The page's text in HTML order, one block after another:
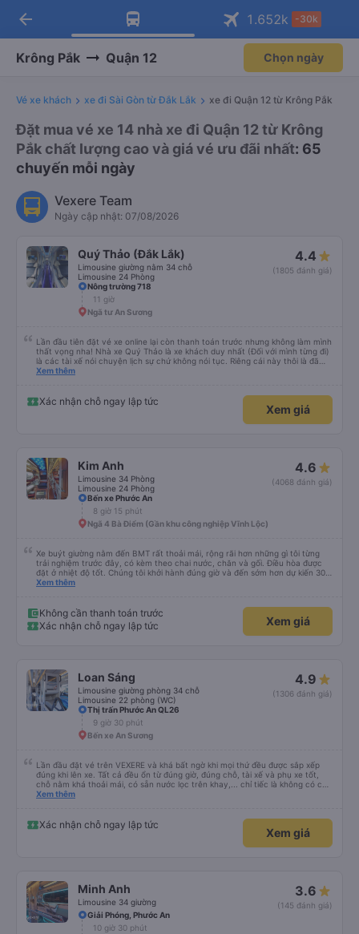
Tải app Vexere ngay!
Nhận ưu đãi thành viên độc
Mở app
Tải app Vexere
-30k/ghế khi đặt vé máy bay qua
Mở app
arrow_back 1.652k -30k
Krông Pắk Quận 12 Chọn ngày
Vé xe khách xe đi Sài Gòn từ Đắk Lắk xe đi Quận 12 từ Krông Pắk
Đặt mua vé xe 14 nhà xe đi Quận 12 từ Krông
Pắk chất lượng cao và giá vé ưu đãi nhất: 65
chuyến mỗi ngày
Vexere Team
Ngày cập nhật: 07/08/2026
Quý Thảo (Đắk Lắk)
Limousine giường nằm 34 chỗ
Limousine 24 Phòng
4.4
(1805 đánh giá)
Nông trường 718
11 giờ
Ngã tư An Sương
Lần đầu tiên đặt vé xe online lại còn thanh toán trước nhưng không làm mình
thất vọng nha! Nhà xe Quý Thảo là xe khách duy nhất (Đối với mình từng đi)
là các tài xế nói chuyện lịch sự chứ không nói tục. Riêng cái này thôi là đã
đánh giá 5 sao rồi. Chú tài xế còn uống pepsi rất dễ thương chứ không có
Xem thêm
Xác nhận chỗ ngay lập tức
Xem giá
Kim Anh
Limousine 34 Phòng
Limousine 24 Phòng
4.6
(4068 đánh giá)
Bến xe Phước An
8 giờ 15 phút
Ngã 4 Bà Điểm (Gần khu công nghiệp Vĩnh Lộc)
Xe buýt giường nằm đến BMT rất thoải mái, rộng rãi hơn những gì tôi từng
trải nghiệm trước đây, có kèm theo chai nước, chăn và gối. Điều hòa được
đặt ở nhiệt độ tốt. Chúng tôi khởi hành đúng giờ và đến sớm hơn dự kiến 30
phút. Tài xế rất tuyệt so với những tài xế khác ở Việt Nam! Không quá nhiều
GPS và biển số xe vì tôi phải tìm kiếm xung quanh bến xe để tìm thấy nó, đây
là vấn đề của bến xe Đà Lạt (không phải tất cả các xe buýt đều có bảng
thông tin), chứ không phải của công ty.
Xem thêm
Không cần thanh toán trước
Xác nhận chỗ ngay lập tức
Xem giá
Loan Sáng
Limousine giường phòng 34 chỗ
Limousine 22 phòng (WC)
4.9
(1306 đánh giá)
Thị trấn Phước An QL26
9 giờ 30 phút
Bến xe An Sương
Lần đầu đặt vé trên VEXERE và khá bất ngờ khi mọi thứ đều được sắp xếp
đúng khi lên xe. Tất cả đều ổn từ đúng giờ, đúng chỗ, tài xế và phụ xe tốt,
chỗ nằm khá thoải mái, có sẵn nước lọc trên khay,... chỉ tiếc là không có chỗ
để sạc pin thôi. Nhưng vậy cũng quá ổn rồi!
Xem thêm
Xác nhận chỗ ngay lập tức
Xem giá
Minh Anh
Limousine 34 giường
3.6
(145 đánh giá)
Giải Phóng, Phước An
10 giờ 30 phút